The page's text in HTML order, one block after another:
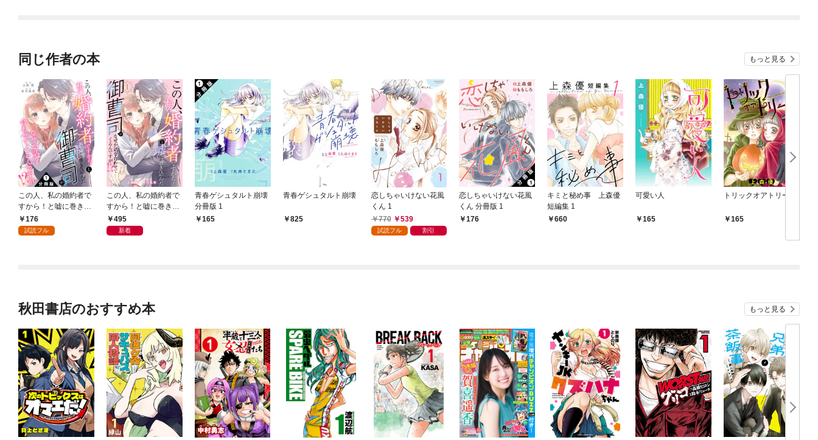
同じ作者の本 もっと見る
この人、私の婚約者で
すから！と嘘に巻き込
んだ御曹司がなぜか話
を合わせてくるんです
176
試読フル
この人、私の婚約者で
すから！と嘘に巻き込
んだ御曹司がなぜか話
を合わせてくるんです
495
新着
青春ゲシュタルト崩壊
分冊版 1
165
青春ゲシュタルト崩壊
825
恋しちゃいけない花風
くん 1
770
539
試読フル 割引
恋しちゃいけない花風
くん 分冊版 1
176
キミと秘め事 上森優
短編集 1
660
可愛い人
165
トリックオアトリート
165
秋田書店のおすすめ本 もっと見る